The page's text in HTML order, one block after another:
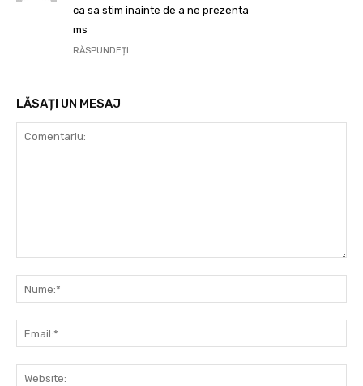
ca sa stim inainte de a ne prezenta
ms
RĂSPUNDEȚI
LĂSAȚI UN MESAJ